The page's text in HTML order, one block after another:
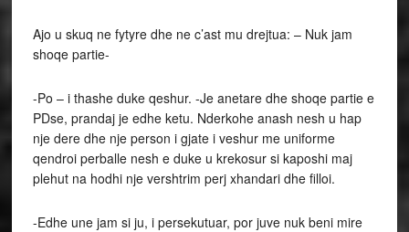
Ajo u skuq ne fytyre dhe ne c’ast mu drejtua: – Nuk jam
shoqe partie-
-Po – i thashe duke qeshur. -Je anetare dhe shoqe partie e
PDse, prandaj je edhe ketu. Nderkohe anash nesh u hap
nje dere dhe nje person i gjate i veshur me uniforme
qendroi perballe nesh e duke u krekosur si kaposhi maj
plehut na hodhi nje vershtrim perj xhandari dhe filloi.
-Edhe une jam si ju, i persekutuar, por juve nuk beni mire